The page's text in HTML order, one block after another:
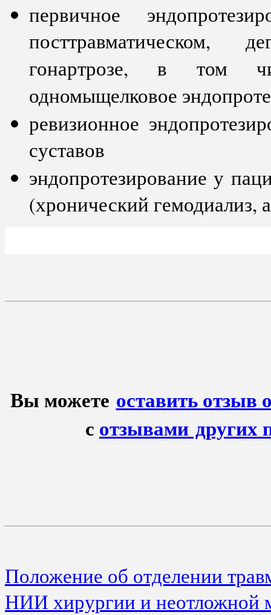
первичное
посттравматическом,
гонартрозе, в том
одномыщелковое
ревизионное
суставов
эндопротезирование у
(хронический гемодиализ,
Вы можете оставить отзыв
с отзывами других
Положение об отделении
НИИ хирургии и неотложной